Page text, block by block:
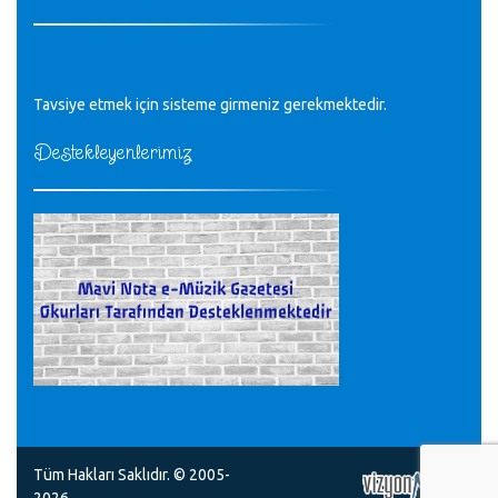
Tavsiye etmek için sisteme girmeniz gerekmektedir.
Destekleyenlerimiz
Tüm Hakları Saklıdır. © 2005-